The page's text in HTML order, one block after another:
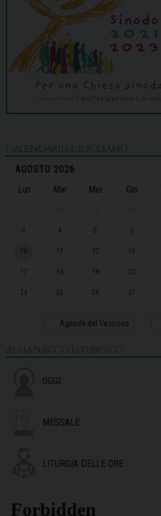
CALENDARIO DIOCESANO
AGOSTO 2026
Lun Mar Mer Gio
3 4 5 6
10 11 12 13
17 18 19 20
24 25 26 27
Agenda del Vescovo
ALMANACCO LITURGICO
OGGI:
MESSALE
LITURGIA DELLE ORE